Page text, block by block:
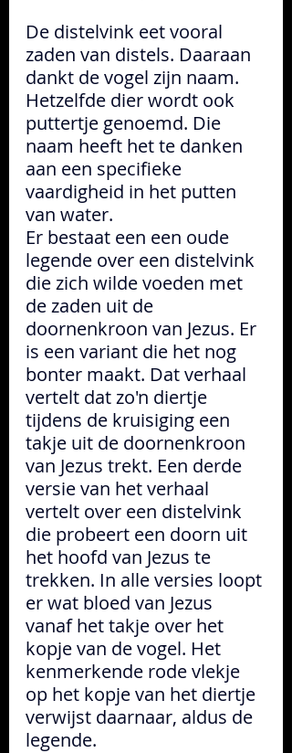
De distelvink eet vooral
zaden van distels. Daaraan
dankt de vogel zijn naam.
Hetzelfde dier wordt ook
puttertje genoemd. Die
naam heeft het te danken
aan een specifieke
vaardigheid in het putten
van water.
Er bestaat een een oude
legende over een distelvink
die zich wilde voeden met
de zaden uit de
doornenkroon van Jezus. Er
is een variant die het nog
bonter maakt. Dat verhaal
vertelt dat zo'n diertje
tijdens de kruisiging een
takje uit de doornenkroon
van Jezus trekt. Een derde
versie van het verhaal
vertelt over een distelvink
die probeert een doorn uit
het hoofd van Jezus te
trekken. In alle versies loopt
er wat bloed van Jezus
vanaf het takje over het
kopje van de vogel. Het
kenmerkende rode vlekje
op het kopje van het diertje
verwijst daarnaar, aldus de
legende.